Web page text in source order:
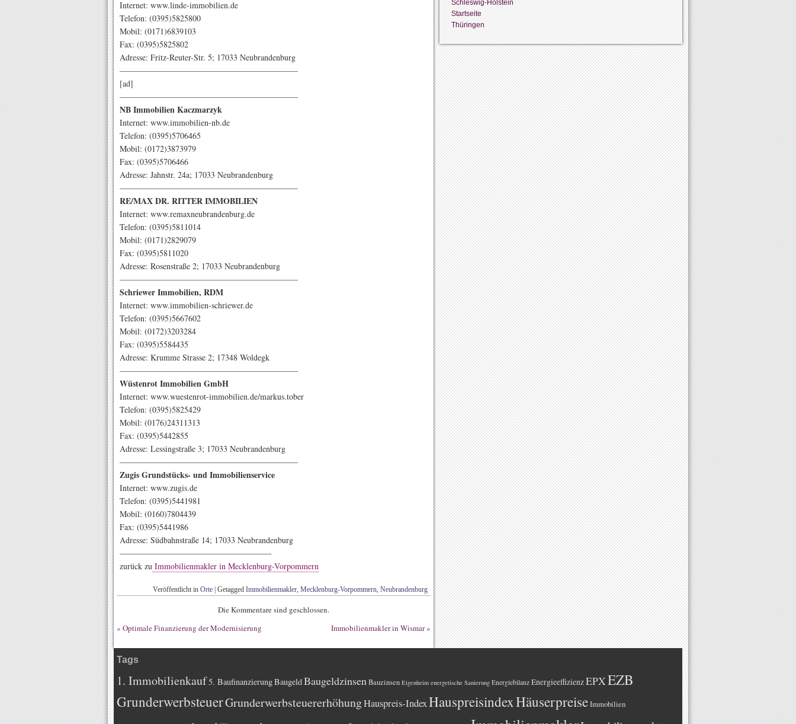
Internet: www.linde-immobilien.de
Telefon: (0395)5825800
Mobil: (0171)6839103
Fax: (0395)5825802
Adresse: Fritz-Reuter-Str. 5; 17033 Neubrandenburg
—————————————————————–
[ad]
—————————————————————–
NB Immobilien Kaczmarzyk
Internet: www.immobilien-nb.de
Telefon: (0395)5706465
Mobil: (0172)3873979
Fax: (0395)5706466
Adresse: Jahnstr. 24a; 17033 Neubrandenburg
—————————————————————–
RE/MAX DR. RITTER IMMOBILIEN
Internet: www.remaxneubrandenburg.de
Telefon: (0395)5811014
Mobil: (0171)2829079
Fax: (0395)5811020
Adresse: Rosenstraße 2; 17033 Neubrandenburg
—————————————————————–
Schriewer Immobilien, RDM
Internet: www.immobilien-schriewer.de
Telefon: (0395)5667602
Mobil: (0172)3203284
Fax: (0395)5584435
Adresse: Krumme Strasse 2; 17348 Woldegk
—————————————————————–
Wüstenrot Immobilien GmbH
Internet: www.wuestenrot-immobilien.de/markus.tober
Telefon: (0395)5825429
Mobil: (0176)24311313
Fax: (0395)5442855
Adresse: Lessingstraße 3; 17033 Neubrandenburg
—————————————————————–
Zugis Grundstücks- und Immobilienservice
Internet: www.zugis.de
Telefon: (0395)5441981
Mobil: (0160)7804439
Fax: (0395)5441986
Adresse: Südbahnstraße 14; 17033 Neubrandenburg
——————————————————-
zurück zu Immobilienmakler in Mecklenburg-Vorpommern
Veröffentlicht in Orte Getagged Immobilienmakler, Mecklenburg-Vorpommern, Neubrandenburg
Die Kommentare sind geschlossen.
« Optimale Finanzierung der Modernisierung Immobilienmakler in Wismar»
Schleswig-Holstein
Startseite
Thüringen
Tags
1. Immobilienkauf5. BaufinanzierungBaugeldBaugeldzinsenBauzinsen Eigenheim energetische Sanierung Energiebilanz EnergieeffizienzEPXEZB
GrunderwerbsteuerGrunderwerbsteuererhöhungHauspreis-IndexHauspreisindexHäuserpreiseImmobilien